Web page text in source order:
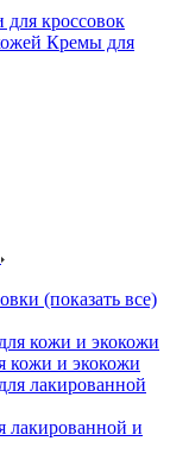
для кроссовок
Кремы для
Салфетки от
(показать все)
Бархотки для
кожи и экокожи
и